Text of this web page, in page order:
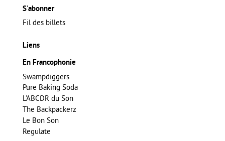
S'abonner
Fil des billets
Liens
En Francophonie
Swampdiggers
Pure Baking Soda
L'ABCDR du Son
The Backpackerz
Le Bon Son
Regulate